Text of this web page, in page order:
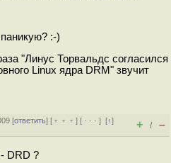
:-)
"Линус Торвальдс согласился
Linux ядра DRM" звучит
[ответить] [ ﹢﹢﹢] [ · · ·][↑]
+ / –
DRD ?